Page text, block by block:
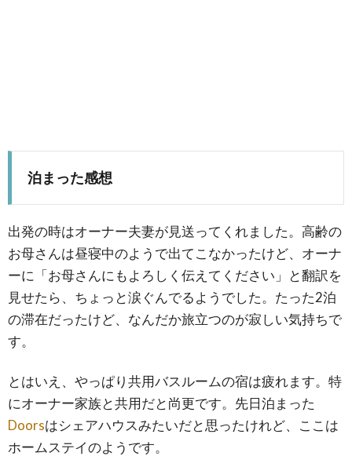
泊まった感想
出発の時はオーナー夫妻が見送ってくれました。高齢の
お母さんは昼寝中のようで出てこなかったけど、オーナ
ーに「お母さんにもよろしく伝えてください」と翻訳を
見せたら、ちょっと涙ぐんでるようでした。たった2泊
の滞在だったけど、なんだか旅立つのが寂しい気持ちで
す。
とはいえ、やっぱり共用バスルームの宿は疲れます。特
にオーナー家族と共用だと尚更です。先日泊まった
Doorsはシェアハウスみたいだと思ったけれど、ここは
ホームステイのようです。